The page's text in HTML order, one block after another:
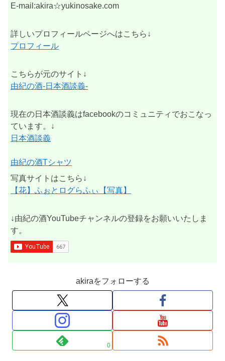
E-mail:akira☆yukinosake.com
詳しいプロフィールページへはこちら↓
プロフィール
こちらが元のサイト↓
由紀の酒-日本酒談義-
現在の日本酒談義はfacebookのコミュニティでおこなっ
ています。↓
日本酒談義
由紀の酒Tシャツ
写真サイトはこちら↓
【花】ふぉとログらふぃ【写真】
↓由紀の酒YouTubeチャンネルの登録をお願いいたしま
す。
akiraをフォローする
0